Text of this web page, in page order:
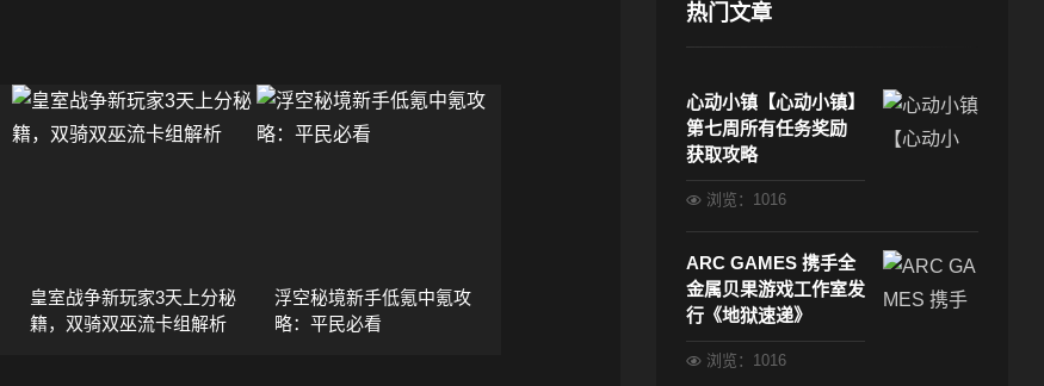
皇室战争新玩家3天上分秘
籍，双骑双巫流卡组解析
浮空秘境新手低氪中氪攻
略：平民必看
热门文章
心动小镇【心动小镇】
第七周所有任务奖励
获取攻略
浏览：1016
ARC GAMES 携手全
金属贝果游戏工作室发
行《地狱速递》
浏览：1016